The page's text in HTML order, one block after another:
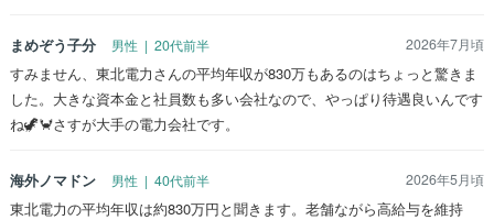
まめぞう子分 男性 | 20代前半 2026年7月頃
すみません、東北電力さんの平均年収が830万もあるのはちょっと驚きま
した。大きな資本金と社員数も多い会社なので、やっぱり待遇良いんです
ね🦖🦀さすが大手の電力会社です。
海外ノマドン 男性 | 40代前半 2026年5月頃
東北電力の平均年収は約830万円と聞きます。老舗ながら高給与を維持